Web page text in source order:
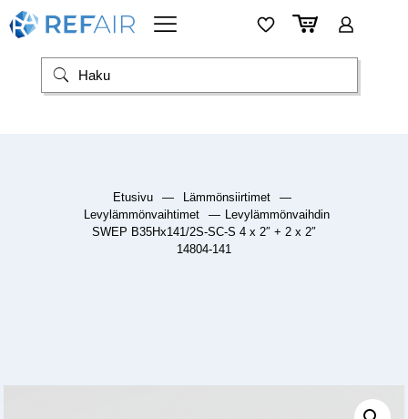
Etusivu — Lämmönsiirtimet
—
Levylämmönvaihtimet
— Levylämmönvaihdin
SWEP B35Hx141/2S-SC-S 4 x 2″ + 2 x 2″
14804-141